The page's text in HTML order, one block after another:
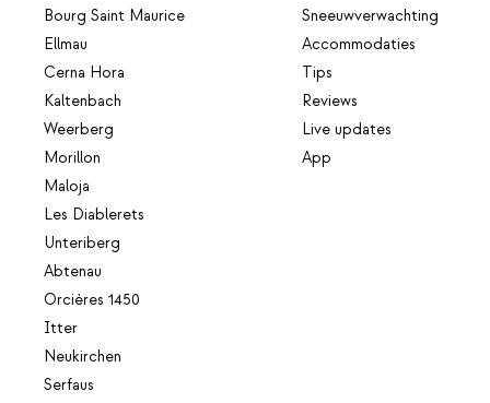
Bourg Saint Maurice
Ellmau
Cerna Hora
Kaltenbach
Weerberg
Morillon
Maloja
Les Diablerets
Unteriberg
Abtenau
Orcières 1450
Itter
Neukirchen
Serfaus
Sneeuwverwachting
Accommodaties
Tips
Reviews
Live updates
App